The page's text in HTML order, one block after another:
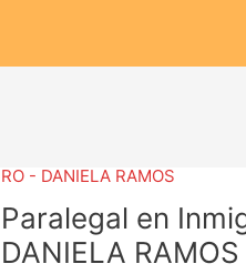
RO - DANIELA RAMOS
Paralegal en
DANIELA RAMOS
Paralegal
en
Inmigración
avanzado